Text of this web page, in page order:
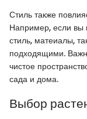
Стиль также
Например, если вы
стиль, матеиалы,
подходящими.
чистое
сада и дома.
Выбор